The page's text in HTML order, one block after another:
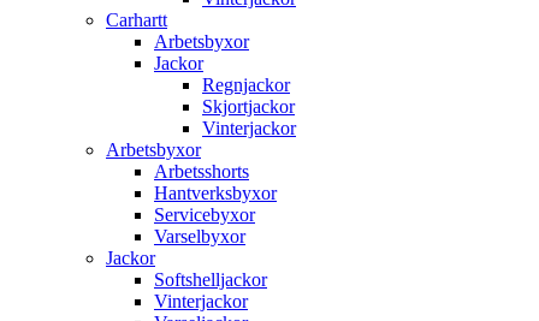
Carhartt
Arbetsbyxor
Jackor
Regnjackor
Skjortjackor
Vinterjackor
Arbetsbyxor
Arbetsshorts
Hantverksbyxor
Servicebyxor
Varselbyxor
Jackor
Softshelljackor
Vinterjackor